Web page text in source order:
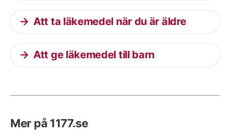
Att ta läkemedel när du är äldre
Att ge läkemedel till barn
Mer på 1177.se